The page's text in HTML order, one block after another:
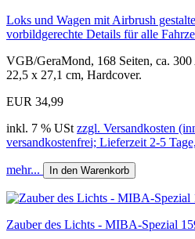
Loks und Wagen mit Airbrush
vorbildgerechte Details für alle
VGB/GeraMond, 168 Seiten, ca.
22,5 x 27,1 cm, Hardcover.
EUR 34,99
inkl. 7 % USt zzgl. Versandkosten
versandkostenfrei; Lieferzeit 2-5
mehr... In den Warenkorb
Zauber des Lichts - MIBA-Spezial